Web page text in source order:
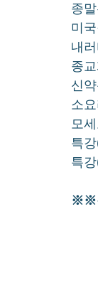
종
미
내
종
신
소
모
특
특
※※